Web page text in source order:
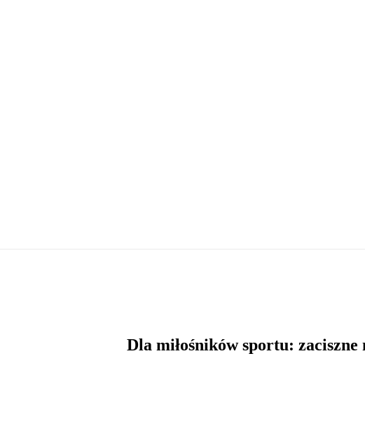
Dla miłośników sportu: